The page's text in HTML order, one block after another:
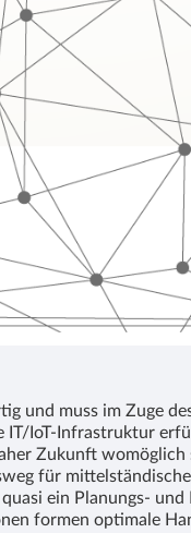
und muss im Zuge
IT/IoT-Infrastruktur
Zukunft womöglich
für
ein Planungs-
formen optimale